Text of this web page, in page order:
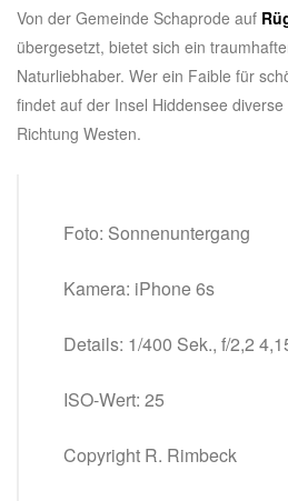
Von der Gemeinde Schaprode auf
übergesetzt, bietet sich ein
Naturliebhaber. Wer ein Faible für
findet auf der Insel Hiddensee
Richtung Westen.
Foto: Sonnenuntergang
Kamera: iPhone 6s
Details: 1/400 Sek., f/2,2
ISO-Wert: 25
Copyright R. Rimbeck